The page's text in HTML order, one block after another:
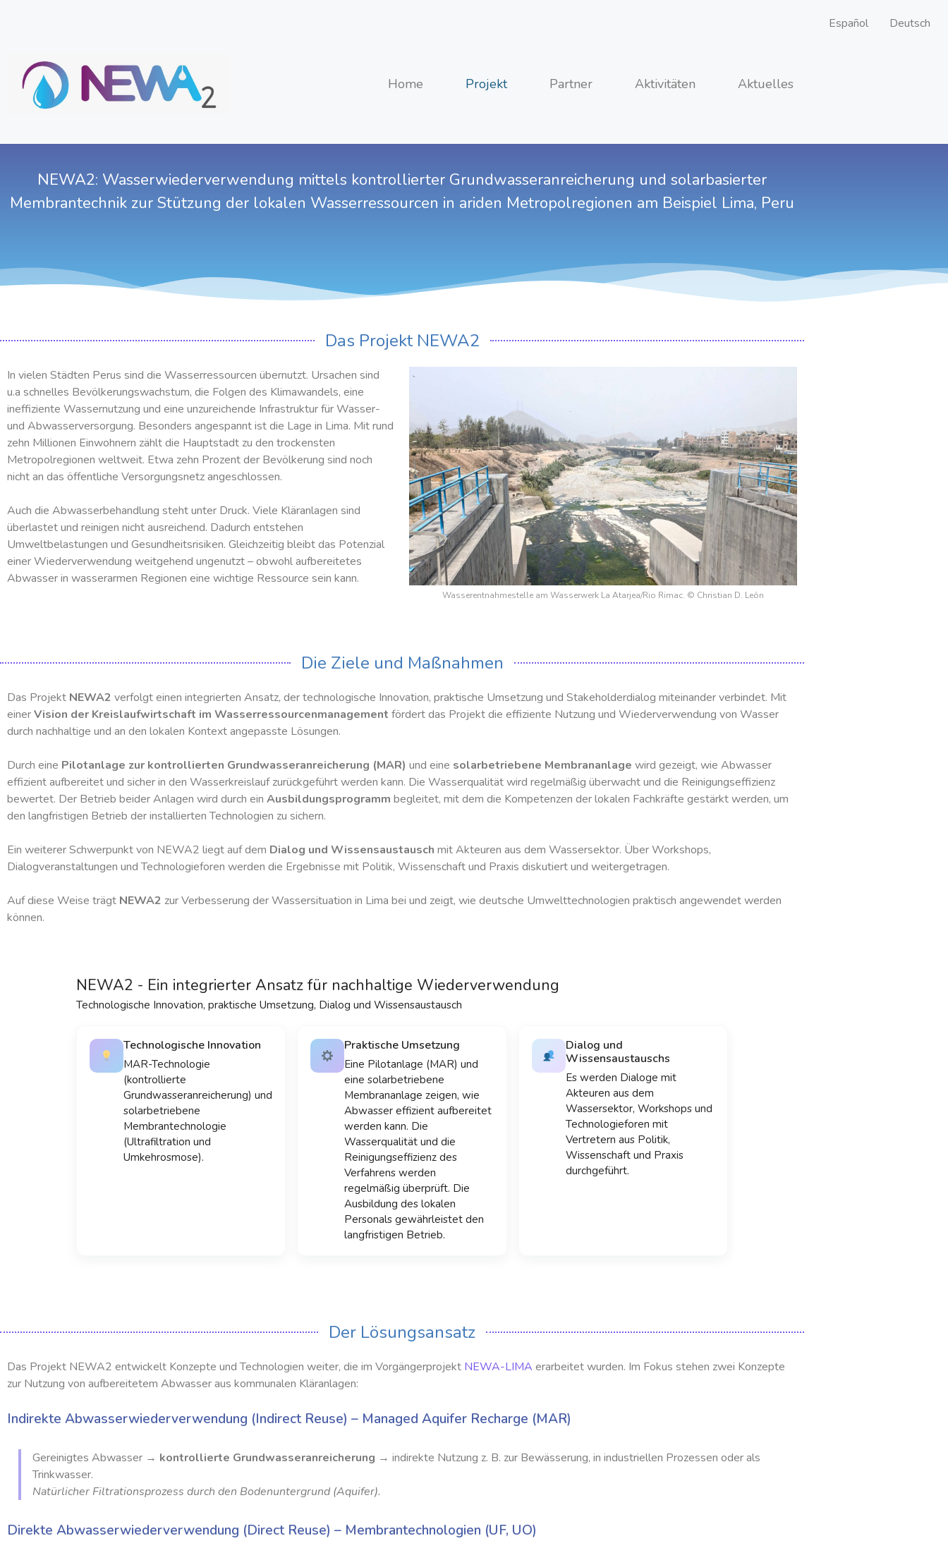
Español Deutsch
Home Projekt Partner Aktivitäten Aktuelles
NEWA2: Wasserwiederverwendung mittels kontrollierter Grundwasseranreicherung und solarbasierter
Membrantechnik zur Stützung der lokalen Wasserressourcen in ariden Metropolregionen am Beispiel Lima, Peru
Das Projekt NEWA2
In vielen Städten Perus sind die Wasserressourcen übernutzt. Ursachen sind
u.a schnelles Bevölkerungswachstum, die Folgen des Klimawandels, eine
ineffiziente Wassernutzung und eine unzureichende Infrastruktur für Wasser-
und Abwasserversorgung. Besonders angespannt ist die Lage in Lima. Mit rund
zehn Millionen Einwohnern zählt die Hauptstadt zu den trockensten
Metropolregionen weltweit. Etwa zehn Prozent der Bevölkerung sind noch
nicht an das öffentliche Versorgungsnetz angeschlossen.
Auch die Abwasserbehandlung steht unter Druck. Viele Kläranlagen sind
überlastet und reinigen nicht ausreichend. Dadurch entstehen
Umweltbelastungen und Gesundheitsrisiken. Gleichzeitig bleibt das Potenzial
einer Wiederverwendung weitgehend ungenutzt – obwohl aufbereitetes
Abwasser in wasserarmen Regionen eine wichtige Ressource sein kann.
Wasserentnahmestelle am Wasserwerk La Atarjea/Rio Rimac. © Christian D. León
Die Ziele und Maßnahmen
Das Projekt NEWA2 verfolgt einen integrierten Ansatz, der technologische Innovation, praktische Umsetzung und Stakeholderdialog miteinander verbindet. Mit
einerVision der Kreislaufwirtschaft im Wasserressourcenmanagement fördert das Projekt die effiziente Nutzung und Wiederverwendung von Wasser
durch nachhaltige und an den lokalen Kontext angepasste Lösungen.
Durch eine Pilotanlage zur kontrollierten Grundwasseranreicherung (MAR) und eine solarbetriebene Membrananlage wird gezeigt, wie Abwasser
effizient aufbereitet und sicher in den Wasserkreislauf zurückgeführt werden kann. Die Wasserqualität wird regelmäßig überwacht und die Reinigungseffizienz
bewertet. Der Betrieb beider Anlagen wird durch ein Ausbildungsprogramm begleitet, mit dem die Kompetenzen der lokalen Fachkräfte gestärkt werden, um
den langfristigen Betrieb der installierten Technologien zu sichern.
Ein weiterer Schwerpunkt von NEWA2 liegt auf dem Dialog und Wissensaustausch mit Akteuren aus dem Wassersektor. Über Workshops,
Dialogveranstaltungen und Technologieforen werden die Ergebnisse mit Politik, Wissenschaft und Praxis diskutiert und weitergetragen.
Auf diese Weise trägt NEWA2 zur Verbesserung der Wassersituation in Lima bei und zeigt, wie deutsche Umwelttechnologien praktisch angewendet werden
können.
NEWA2 - Ein integrierter Ansatz für nachhaltige Wiederverwendung
Technologische Innovation, praktische Umsetzung, Dialog und Wissensaustausch
Technologische Innovation
MAR-Technologie
(kontrollierte
Grundwasseranreicherung) und
solarbetriebene
Membrantechnologie
(Ultrafiltration und
Umkehrosmose).
Praktische Umsetzung
Eine Pilotanlage (MAR) und
eine solarbetriebene
Membrananlage zeigen, wie
Abwasser effizient aufbereitet
werden kann. Die
Wasserqualität und die
Reinigungseffizienz des
Verfahrens werden
regelmäßig überprüft. Die
Ausbildung des lokalen
Personals gewährleistet den
langfristigen Betrieb.
Dialog und
Wissensaustauschs
Es werden Dialoge mit
Akteuren aus dem
Wassersektor, Workshops und
Technologieforen mit
Vertretern aus Politik,
Wissenschaft und Praxis
durchgeführt.
Der Lösungsansatz
Das Projekt NEWA2 entwickelt Konzepte und Technologien weiter, die im Vorgängerprojekt NEWA-LIMA erarbeitet wurden. Im Fokus stehen zwei Konzepte
zur Nutzung von aufbereitetem Abwasser aus kommunalen Kläranlagen:
Indirekte Abwasserwiederverwendung (Indirect Reuse) – Managed Aquifer Recharge (MAR)
Gereinigtes Abwasser → kontrollierte Grundwasseranreicherung → indirekte Nutzung z. B. zur Bewässerung, in industriellen Prozessen oder als
Trinkwasser.
Natürlicher Filtrationsprozess durch den Bodenuntergrund (Aquifer).
Direkte Abwasserwiederverwendung (Direct Reuse) – Membrantechnologien (UF, UO)